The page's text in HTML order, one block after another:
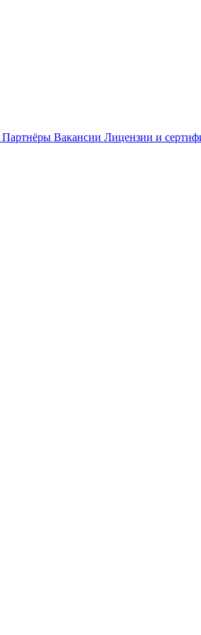
Партнёры Вакансии Лицензии и